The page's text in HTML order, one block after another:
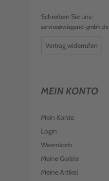
Schreiben Sie uns:
service@wiegand-gmbh.de
Vertrag widerrufen
MEIN KONTO
Mein Konto
Login
Warenkorb
Meine Geräte
Meine Artikel